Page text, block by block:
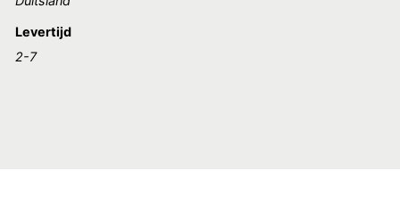
Levertijd
2-7